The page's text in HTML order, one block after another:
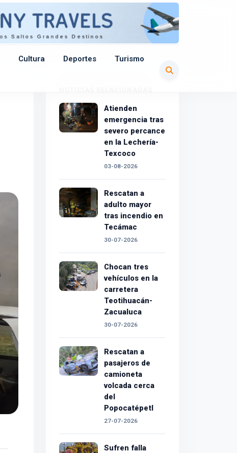
Cultura Deportes Turismo
Atienden
emergencia tras
severo percance
en la Lechería-
Texcoco
03-08-2026
Rescatan a
adulto mayor
tras incendio en
Tecámac
30-07-2026
Chocan tres
vehículos en la
carretera
Teotihuacán-
Zacualuca
30-07-2026
Rescatan a
pasajeros de
camioneta
volcada cerca
del
Popocatépetl
27-07-2026
Sufren falla